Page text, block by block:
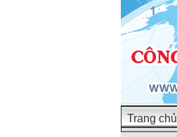
Trang chủ